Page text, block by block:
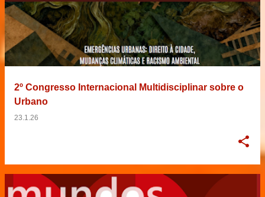
2º Congresso Internacional Multidisciplinar sobre o
Urbano
23.1.26